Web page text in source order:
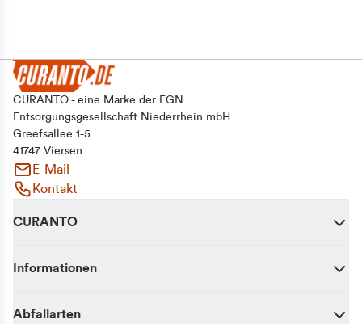
CURANTO - eine Marke der EGN
Entsorgungsgesellschaft Niederrhein mbH
Greefsallee 1-5
41747 Viersen
E-Mail
Kontakt
CURANTO
Informationen
Abfallarten